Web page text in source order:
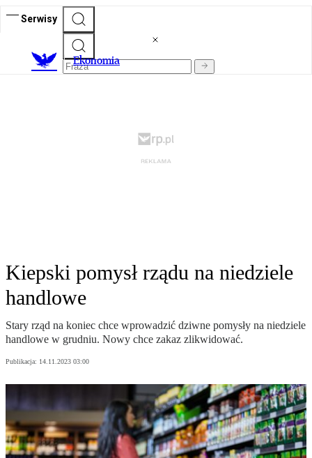
Serwisy
Ekonomia
Kiepski pomysł rządu na niedziele
handlowe
Stary rząd na koniec chce wprowadzić dziwne pomysły na niedziele
handlowe w grudniu. Nowy chce zakaz zlikwidować.
Publikacja: 14.11.2023 03:00